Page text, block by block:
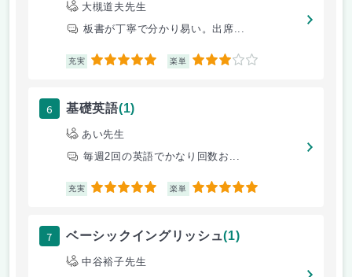
大槻道夫先生
板書が丁寧で分かり易い。出席...
充実 5 楽単 3
6 基礎英語(1)
あい先生
毎週2回の英語でかなり回数お...
充実 5 楽単 5
7 ベーシックイングリッシュ(1)
中谷裕子先生